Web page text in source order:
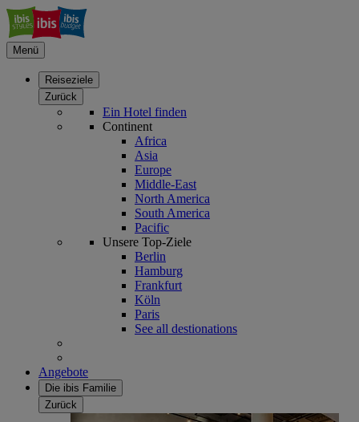
Menü
Reiseziele
Zurück
Ein Hotel finden
Continent
Africa
Asia
Europe
Middle-East
North America
South America
Pacific
Unsere Top-Ziele
Berlin
Hamburg
Frankfurt
Köln
Paris
See all destionations
Angebote
Die ibis Familie
Zurück